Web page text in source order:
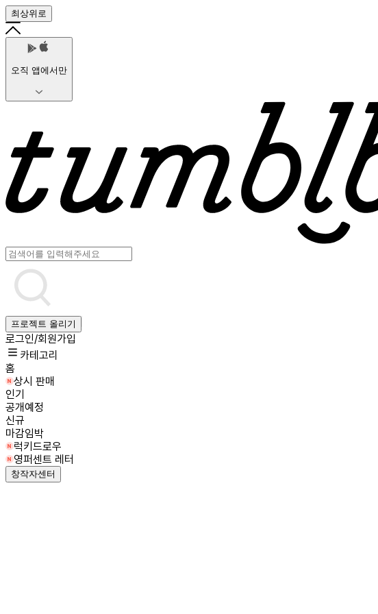
최상위로
오직 앱에서만
프로젝트 올리기
로그인/회원가입
카테고리
홈
상시 판매
인기
공개예정
신규
마감임박
럭키드로우
영퍼센트 레터
창작자센터